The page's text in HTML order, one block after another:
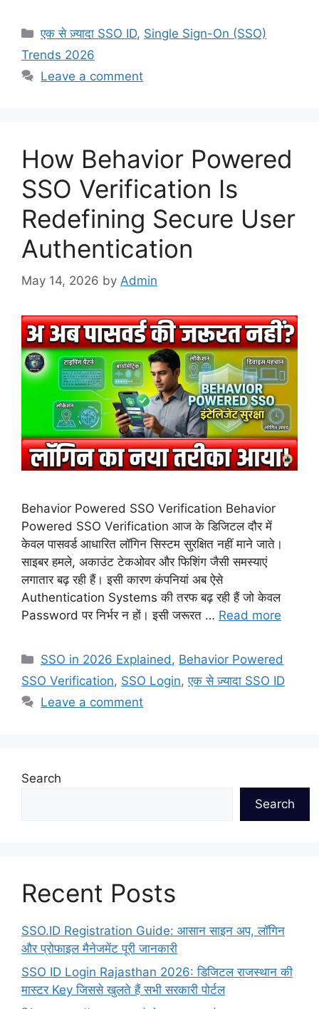
Categories
एक से ज़्यादा SSO ID, Single Sign-On (SSO)
Trends 2026
Leave a comment
How Behavior Powered
SSO Verification Is
Redefining Secure User
Authentication
May 14, 2026 by Admin
Behavior Powered SSO Verification Behavior
Powered SSO Verification आज के डिजिटल दौर में
केवल पासवर्ड आधारित लॉगिन सिस्टम सुरक्षित नहीं माने जाते।
साइबर हमले, अकाउंट टेकओवर और फिशिंग जैसी समस्याएं
लगातार बढ़ रही हैं। इसी कारण कंपनियां अब ऐसे
Authentication Systems की तरफ बढ़ रही हैं जो केवल
Password पर निर्भर न हों। इसी जरूरत … Read more
Categories
SSO in 2026 Explained , Behavior Powered
SSO Verification, SSO Login,एक से ज़्यादा SSO ID
Leave a comment
Search
Search
Recent Posts
SSO.ID Registration Guide: आसान साइन अप, लॉगिन
और प्रोफाइल मैनेजमेंट पूरी जानकारी
SSO ID Login Rajasthan 2026: डिजिटल राजस्थान की
मास्टर Key जिससे खुलते हैं सभी सरकारी पोर्टल